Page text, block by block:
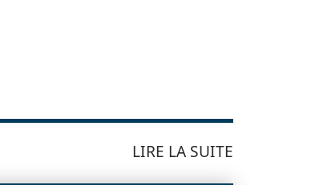
LIRE LA SUITE